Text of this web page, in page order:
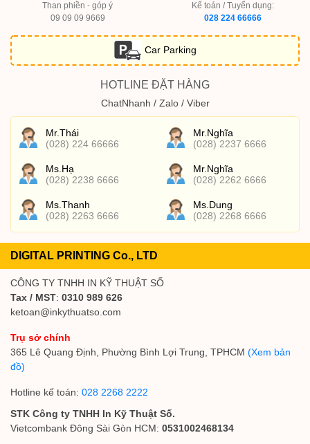
Than phiền - góp ý
09 09 09 9669
Kế toán / Tuyển dụng:
028 224 66666
Car Parking
HOTLINE ĐẶT HÀNG
ChatNhanh / Zalo / Viber
Mr.Thái
(028) 224 66666
Mr.Nghĩa
(028) 2237 6666
Ms.Hạ
(028) 2238 6666
Mr.Nghĩa
(028) 2262 6666
Ms.Thanh
(028) 2263 6666
Ms.Dung
(028) 2268 6666
DIGITAL PRINTING Co., LTD
CÔNG TY TNHH IN KỸ THUẬT SỐ
Tax / MST: 0310 989 626
ketoan@inkythuatso.com
Trụ sở chính
365 Lê Quang Định, Phường Bình Lợi Trung, TPHCM (Xem bản
đồ)
Hotline kế toán: 028 2268 2222
STK Công ty TNHH In Kỹ Thuật Số.
Vietcombank Đông Sài Gòn HCM: 0531002468134